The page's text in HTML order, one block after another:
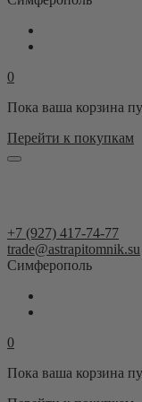
0
Пока ваша корзина
Перейти к покупкам
+7 (927) 417-74-77
trade@astrapitomnik.su
Симферополь
0
Пока ваша корзина